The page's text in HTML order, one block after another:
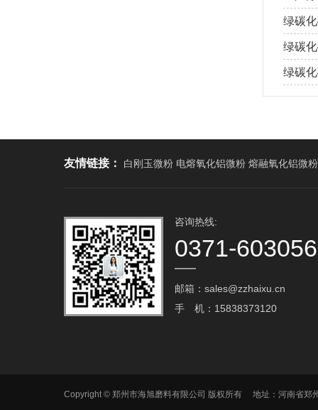
绿碳
绿碳
绿碳
友情链接： 白刚玉微粉 电熔氧化铝微粉 熔融氧化铝微粉
咨询热线:
0371-
邮箱：sales@zzhaixu.cn
手 机：15838373120
Copyright © 郑州市海旭磨料有限公司 版权所有 地址：河南省